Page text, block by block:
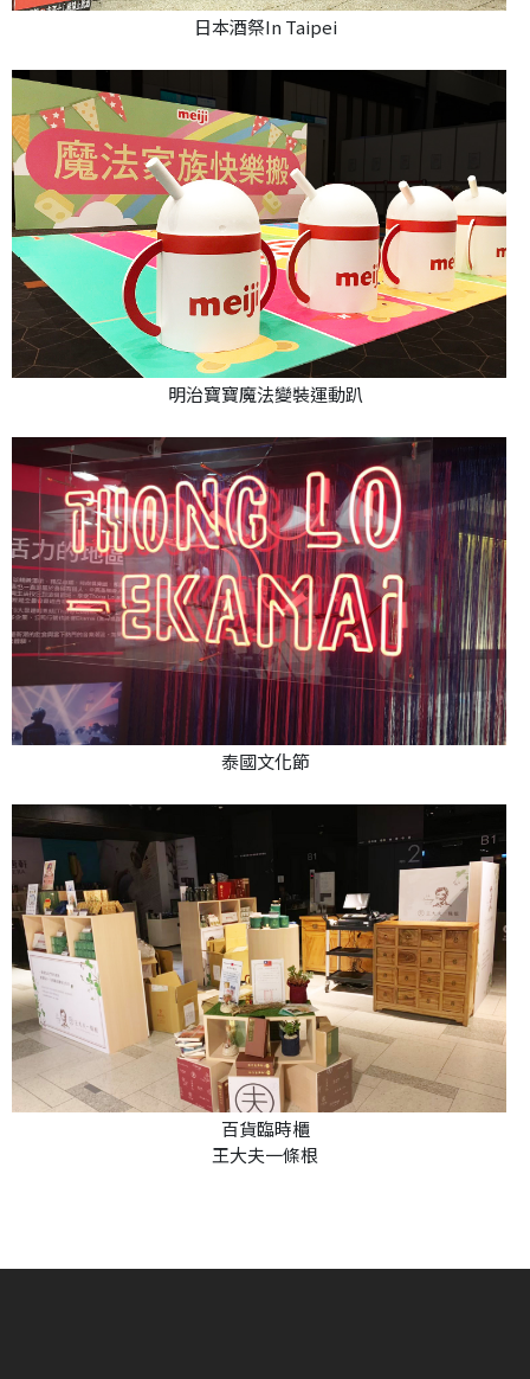
日本酒祭In Taipei
明治寶寶魔法變裝運動趴
泰國文化節
百貨臨時櫃
王大夫一條根